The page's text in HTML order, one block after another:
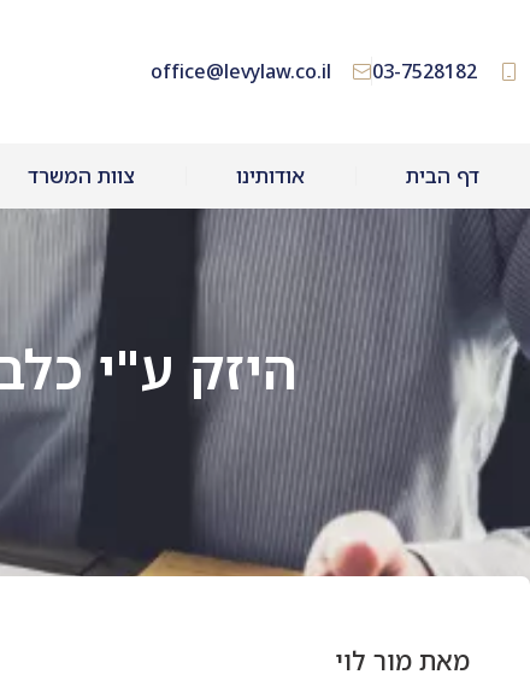
03-7528182
office@levylaw.co.il
דף הבית אודותינו צוות המשרד
היזק ע"י
מאת מור לוי